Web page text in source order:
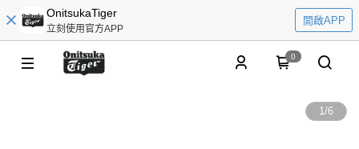
OnitsukaTiger
立刻使用官方APP
開啟APP
0
1/6